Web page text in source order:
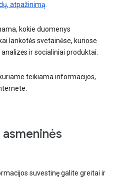
atpažinimą.
kokie duomenys
lankotės svetainėse, kuriose
ir socialiniai produktai.
teikiama informacijos,
suvestinę galite greitai ir